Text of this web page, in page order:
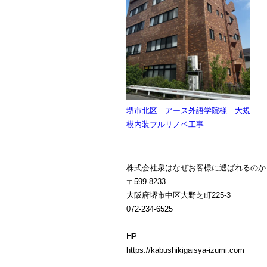
堺市北区 アース外語学院様 大規
模内装フルリノベ工事
株式会社泉はなぜお客様に選ばれるの
〒599-8233
大阪府堺市中区大野芝町225-3
072-234-6525
HP
https://kabushikigaisya-izumi.com